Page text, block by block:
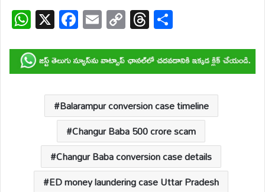
W
h
at
s
X F
ac
e
b
o
o
k
E
m
ail
C
o
p
y
Li
n
k
T
hr
e
a
d
s
ar
e
Balarampur conversion case timeline
Changur Baba 500 crore scam
Changur Baba conversion case details
ED money laundering case Uttar Pradesh